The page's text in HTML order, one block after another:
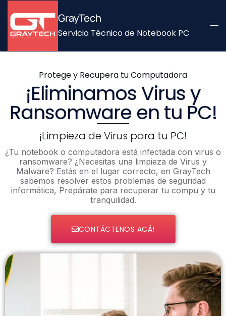
GrayTech
Servicio Técnico de Notebook PC
Protege y Recupera tu Computadora
¡Eliminamos Virus y
Ransomware en tu PC!
¡Limpieza de Virus para tu PC!
¿Tu notebook o computadora está infectada con virus o
ransomware? ¿Necesitas una limpieza de Virus y
Malware? Estás en el lugar correcto, en GrayTech
sabemos resolver estos problemas de seguridad
informática, Prepárate para recuperar tu compu y tu
tranquilidad.
CONTÁCTENOS ACÁ!